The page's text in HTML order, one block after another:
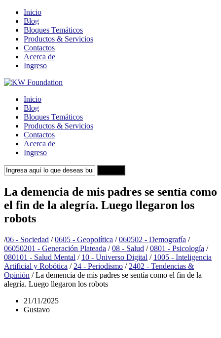
Inicio
Blog
Bloques Temáticos
Productos & Servicios
Contactos
Acerca de
Ingreso
Inicio
Blog
Bloques Temáticos
Productos & Servicios
Contactos
Acerca de
Ingreso
La demencia de mis padres se sentía como
el fin de la alegría. Luego llegaron los
robots
/06 - Sociedad / 0605 - Geopolítica / 060502 - Demografía /
06050201 - Generación Plateada / 08 - Salud / 0801 - Psicología /
080101 - Salud Mental / 10 - Universo Digital / 1005 - Inteligencia
Artificial y Robótica / 24 - Periodismo / 2402 - Tendencias &
Opinión /La demencia de mis padres se sentía como el fin de la
alegría. Luego llegaron los robots
21/11/2025
Gustavo